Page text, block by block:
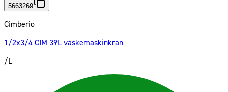
5663269
Cimberio
1/2x3/4 CIM 39L vaskemaskinkran
/L